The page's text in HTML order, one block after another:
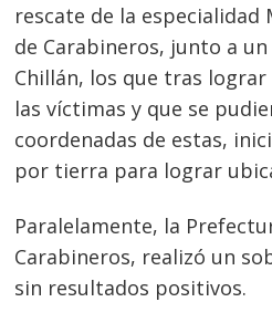
rescate de la especialidad
de Carabineros, junto a un
Chillán, los que tras
las víctimas y que se
coordenadas de estas,
por tierra para lograr
Paralelamente, la
Carabineros, realizó un
sin resultados positivos.